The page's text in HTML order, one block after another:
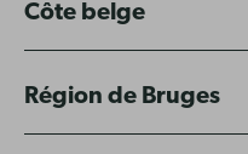
Côte belge
Région de Bruges